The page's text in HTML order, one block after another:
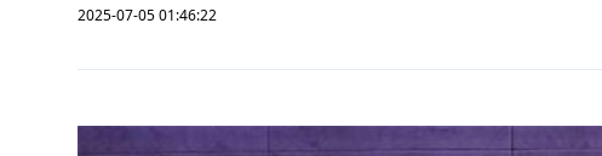
2025-07-05 01:46:22